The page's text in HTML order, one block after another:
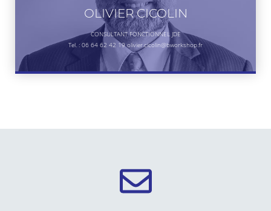
OLIVIER CICOLIN
CONSULTANT FONCTIONNEL JDE
Tel. : 06 64 62 42 19 olivier.cicolin@bworkshop.fr